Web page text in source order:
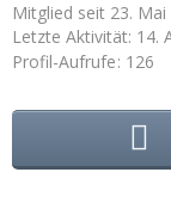
Mitglied seit 23. Mai
Letzte Aktivität: 14.
Profil-Aufrufe 126